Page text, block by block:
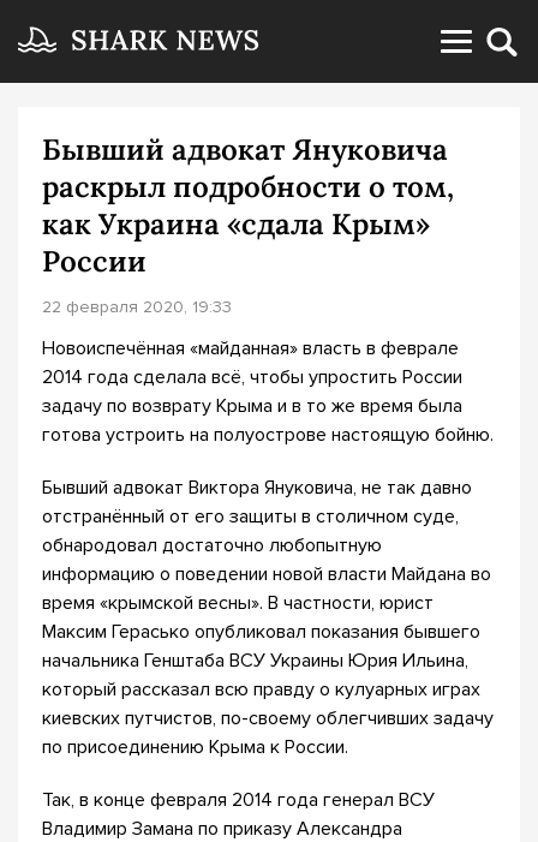
Бывший адвокат Януковича
раскрыл подробности о том,
как Украина «сдала Крым»
России
22 февраля 2020, 19:33
Новоиспечённая «майданная» власть в феврале
2014 года сделала всё, чтобы упростить России
задачу по возврату Крыма и в то же время была
готова устроить на полуострове настоящую бойню.
Бывший адвокат Виктора Януковича, не так давно
отстранённый от его защиты в столичном суде,
обнародовал достаточно любопытную
информацию о поведении новой власти Майдана во
время «крымской весны». В частности, юрист
Максим Герасько опубликовал показания бывшего
начальника Генштаба ВСУ Украины Юрия Ильина,
который рассказал всю правду о кулуарных играх
киевских путчистов, по-своему облегчивших задачу
по присоединению Крыма к России.
Так, в конце февраля 2014 года генерал ВСУ
Владимир Замана по приказу Александра